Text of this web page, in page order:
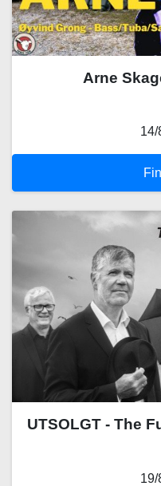
Arne
14/
UTSOLGT - The
19/